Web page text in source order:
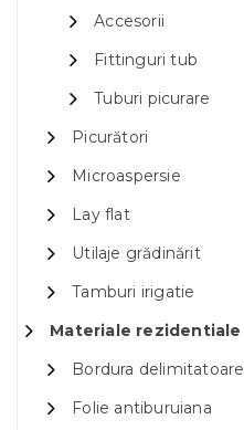
Accesorii
Fittinguri tub
Tuburi picurare
Picurători
Microaspersie
Lay flat
Utilaje grădinărit
Tamburi irigatie
Materiale rezidentiale
Bordura delimitatoare
Folie antiburuiana